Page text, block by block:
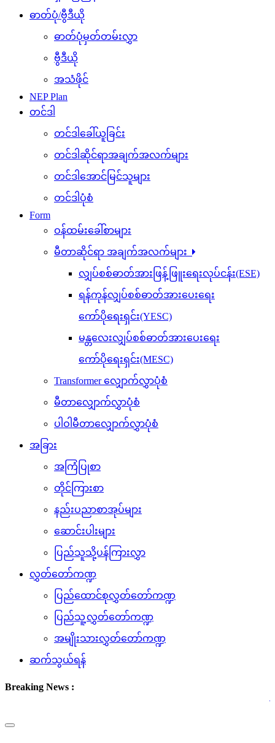
ဓာတ်ပုံ/ဗွီဒီယို
ဓာတ်ပုံမှတ်တမ်းလွှာ
ဗွီဒီယို
အသံဖိုင်
NEP Plan
တင်ဒါ
တင်ဒါခေါ်ယူခြင်း
တင်ဒါဆိုင်ရာအချက်အလက်များ
တင်ဒါအောင်မြင်သူများ
တင်ဒါပုံစံ
Form
ဝန်ထမ်းခေါ်စာများ
မီတာဆိုင်ရာ အချက်အလက်များ
လျှပ်စစ်ဓာတ်အားဖြန့်ဖြူးရေးလုပ်ငန်း(ESE)
ရန်ကုန်လျှပ်စစ်ဓာတ်အားပေးရေး
ကော်ပိုရေးရှင်း(YESC)
မန္တလေးလျှပ်စစ်ဓာတ်အားပေးရေး
ကော်ပိုရေးရှင်း(MESC)
Transformer လျှောက်လွှာပုံစံ
မီတာလျှောက်လွှာပုံစံ
ပါဝါမီတာလျှောက်လွှာပုံစံ
အခြား
အကြံပြုစာ
တိုင်ကြားစာ
နည်းပညာစာအုပ်များ
ဆောင်းပါးများ
ပြည်သူသို့ပန်ကြားလွှာ
လွှတ်တော်ကဏ္ဍ
ပြည်ထောင်စုလွှတ်တော်ကဏ္ဍ
ပြည်သူ့လွှတ်တော်ကဏ္ဍ
အမျိုးသားလွှတ်တော်ကဏ္ဍ
ဆက်သွယ်ရန်
Breaking News :
(၇.၈.၂၀၂၆
Toggle